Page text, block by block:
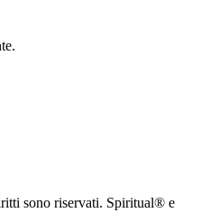
sono riservati. Spiritual® e